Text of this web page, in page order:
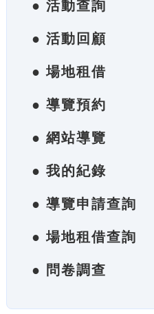
● 活動查詢
● 活動回顧
● 場地租借
● 導覽預約
● 網站導覽
● 我的紀錄
● 導覽申請查詢
● 場地租借查詢
● 問卷調查